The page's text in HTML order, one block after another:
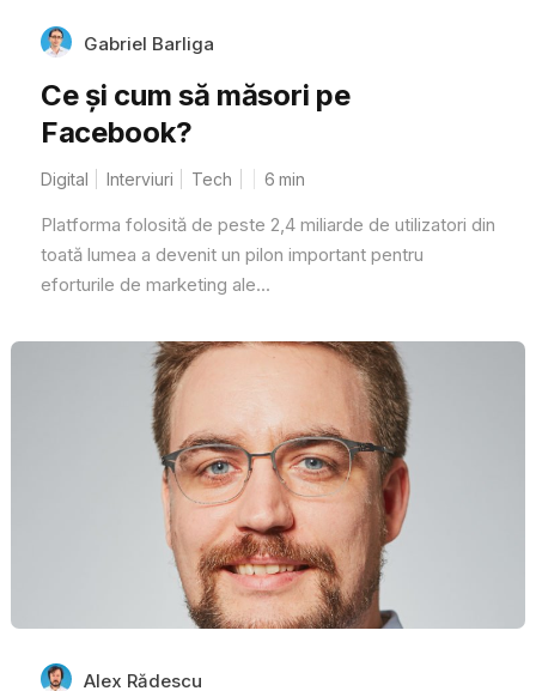
Gabriel Barliga
Ce și cum să măsori pe
Facebook?
Digital Interviuri Tech 6 min
Platforma folosită de peste 2,4 miliarde de utilizatori din
toată lumea a devenit un pilon important pentru
eforturile de marketing ale...
Alex Rădescu